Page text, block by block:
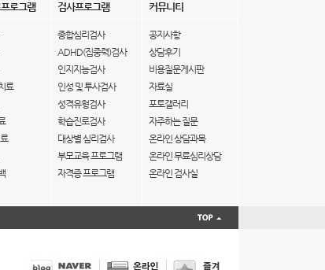
로그램 검사프로그램 커뮤니티
료
종합심리검사
ADHD(집중력)검사
인지지능검사
인성 및 투사검사
성격유형검사
학습진로검사
대상별 심리검사
부모교육 프로그램
자격증 프로그램
공지사항
상담후기
비용질문게시판
자료실
포토갤러리
자주하는 질문
온라인 상담과목
온라인 무료심리상담
온라인 검사실